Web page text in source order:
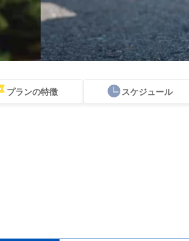
プランの特徴 スケジュール